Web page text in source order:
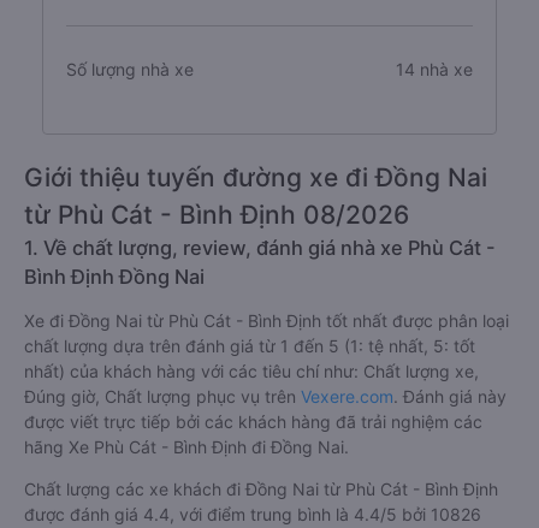
Số lượng nhà xe 14 nhà xe
Giới thiệu tuyến đường xe đi Đồng Nai
từ Phù Cát - Bình Định 08/2026
1. Về chất lượng, review, đánh giá nhà xe Phù Cát -
Bình Định Đồng Nai
Xe đi Đồng Nai từ Phù Cát - Bình Định tốt nhất được phân loại
chất lượng dựa trên đánh giá từ 1 đến 5 (1: tệ nhất, 5: tốt
nhất) của khách hàng với các tiêu chí như: Chất lượng xe,
Đúng giờ, Chất lượng phục vụ trên Vexere.com. Đánh giá này
được viết trực tiếp bởi các khách hàng đã trải nghiệm các
hãng Xe Phù Cát - Bình Định đi Đồng Nai.
Chất lượng các xe khách đi Đồng Nai từ Phù Cát - Bình Định
được đánh giá 4.4, với điểm trung bình là 4.4/5 bởi 10826